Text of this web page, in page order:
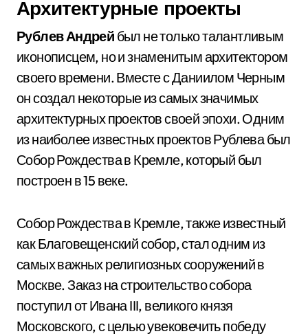
Архитектурные проекты
Рублев Андрей был не только талантливым
иконописцем, но и знаменитым архитектором
своего времени. Вместе с Даниилом Черным
он создал некоторые из самых значимых
архитектурных проектов своей эпохи. Одним
из наиболее известных проектов Рублева был
Собор Рождества в Кремле, который был
построен в 15 веке.
Собор Рождества в Кремле, также известный
как Благовещенский собор, стал одним из
самых важных религиозных сооружений в
Москве. Заказ на строительство собора
поступил от Ивана III, великого князя
Московского, с целью увековечить победу